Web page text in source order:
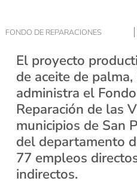
FONDO DE REPARACIONES
El proyecto
de aceite de
administra el
Reparación de las
municipios de San
del departamento
77 empleos
indirectos.